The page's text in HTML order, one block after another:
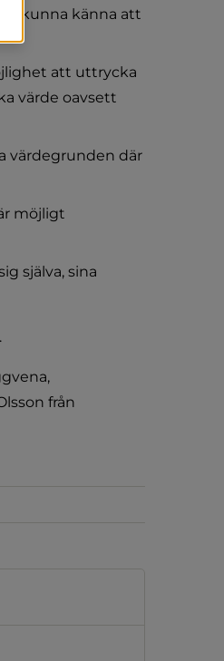
kunna känna att
att uttrycka
värde oavsett
värdegrunden där
möjligt
själva, sina
från